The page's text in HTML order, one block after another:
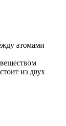
атомами
из двух